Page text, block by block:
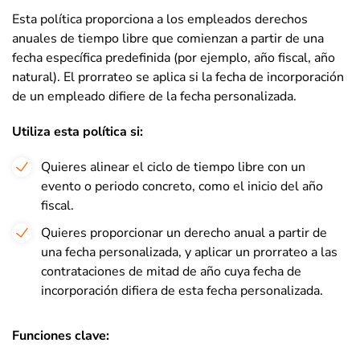
Esta política proporciona a los empleados derechos
anuales de tiempo libre que comienzan a partir de una
fecha específica predefinida (por ejemplo, año fiscal, año
natural). El prorrateo se aplica si la fecha de incorporación
de un empleado difiere de la fecha personalizada.
Utiliza esta política si:
Quieres alinear el ciclo de tiempo libre con un
evento o periodo concreto, como el inicio del año
fiscal.
Quieres proporcionar un derecho anual a partir de
una fecha personalizada, y aplicar un prorrateo a las
contrataciones de mitad de año cuya fecha de
incorporación difiera de esta fecha personalizada.
Funciones clave: